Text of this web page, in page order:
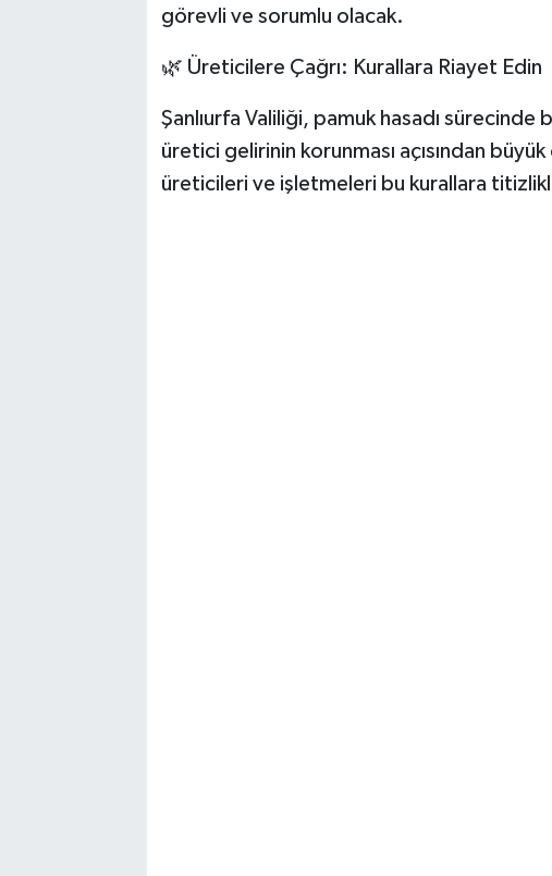
görevli ve sorumlu olacak.
🌿 Üreticilere Çağrı: Kurallara Riayet Edin
Şanlıurfa Valiliği, pamuk hasadı sürecinde
üretici gelirinin korunması açısından
üreticileri ve işletmeleri bu kurallara